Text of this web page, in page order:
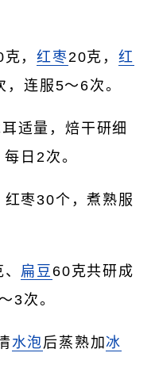
克，红枣20克，红
连服5～6次。
适量，焙干研细
日2次。
红枣30个，煮熟服
扁豆 60克共研成
3次。
水泡后蒸熟加冰